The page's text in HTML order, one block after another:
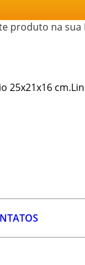
produto na sua
25x21x16